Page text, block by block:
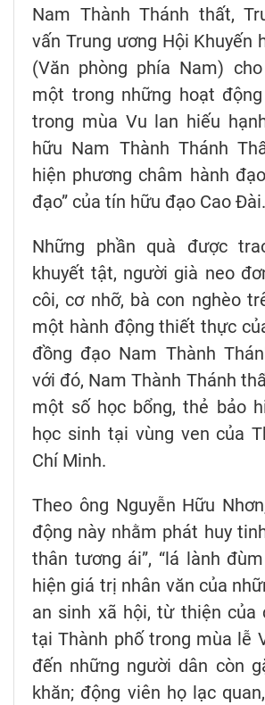
Nam Thành Thánh thất,
vấn Trung ương Hội Khuyến
(Văn phòng phía Nam)
một trong những hoạt
trong mùa Vu lan hiếu
hữu Nam Thành Thánh
hiện phương châm hành
đạo” của tín hữu đạo Cao Đài.
Những phần quà được
khuyết tật, người già neo
côi, cơ nhỡ, bà con nghèo
một hành động thiết thực
đồng đạo Nam Thành
với đó, Nam Thành Thánh
một số học bổng, thẻ bảo
học sinh tại vùng ven của
Chí Minh.
Theo ông Nguyễn Hữu
động này nhằm phát huy
thân tương ái”, “lá lành
hiện giá trị nhân văn của
an sinh xã hội, từ thiện của
tại Thành phố trong mùa lễ
đến những người dân còn
khăn; động viên họ lạc